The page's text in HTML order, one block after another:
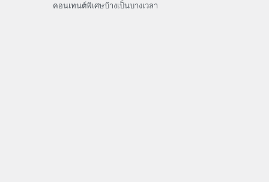
คอนเทนต์พิเศษบ้างเป็นบางเวลา